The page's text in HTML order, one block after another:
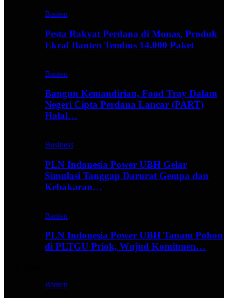
Banten
Pesta Rakyat Perdana di Monas, Produk
Ekraf Banten Tembus 14.000 Paket
Banten
Bangun Kemandirian, Food Tray Dalam
Negeri Cipta Perdana Lancar (PART)
Halal…
Business
PLN Indonesia Power UBH Gelar
Simulasi Tanggap Darurat Gempa dan
Kebakaran…
Banten
PLN Indonesia Power UBH Tanam Pohon
di PLTGU Priok, Wujud Komitmen…
Banten